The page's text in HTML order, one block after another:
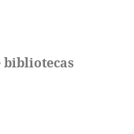
bibliotecas